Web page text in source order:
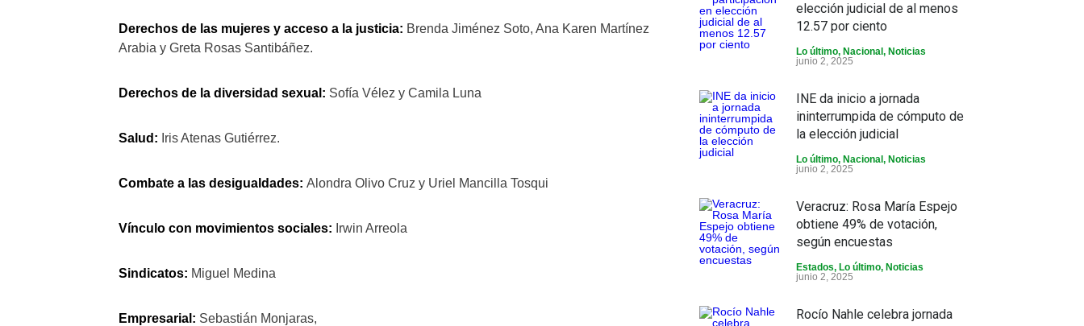
Derechos de las mujeres y acceso a la justicia: Brenda Jiménez Soto, Ana Karen Martínez
Arabia y Greta Rosas Santibáñez.
Derechos de la diversidad sexual: Sofía Vélez y Camila Luna
Salud: Iris Atenas Gutiérrez.
Combate a las desigualdades: Alondra Olivo Cruz y Uriel Mancilla Tosqui
Vínculo con movimientos sociales: Irwin Arreola
Sindicatos: Miguel Medina
Empresarial: Sebastián Monjaras,
elección judicial de al menos
12.57 por ciento
Lo último, Nacional , Noticias
junio 2, 2025
INE da inicio a jornada
ininterrumpida de cómputo de
la elección judicial
Lo último, Nacional , Noticias
junio 2, 2025
Veracruz: Rosa María Espejo
obtiene 49% de votación,
según encuestas
Estados, Lo último, Noticias
junio 2, 2025
Rocío Nahle celebra jornada